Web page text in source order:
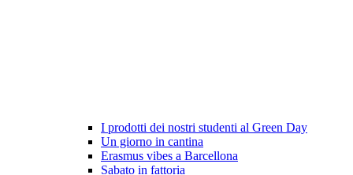
I prodotti dei nostri studenti al Green Day
Un giorno in cantina
Erasmus vibes a Barcellona
Sabato in fattoria